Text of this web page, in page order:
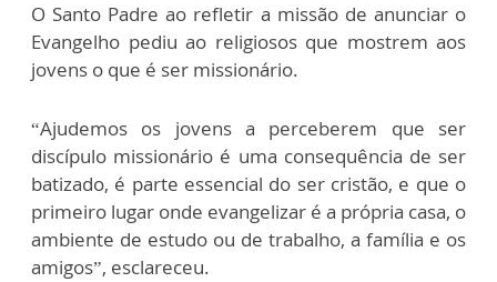
O Santo Padre ao refletir a missão de anunciar o
Evangelho pediu ao religiosos que mostrem aos
jovens o que é ser missionário.
“Ajudemos os jovens a perceberem que ser
discípulo missionário é uma consequência de ser
batizado, é parte essencial do ser cristão, e que o
primeiro lugar onde evangelizar é a própria casa, o
ambiente de estudo ou de trabalho, a família e os
amigos”, esclareceu.